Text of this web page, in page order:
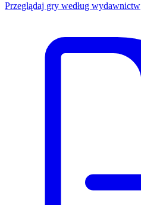
Przeglądaj gry według wydawnictw